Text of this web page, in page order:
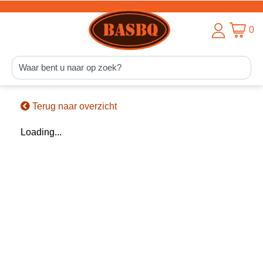
0
Terug naar overzicht
Loading...